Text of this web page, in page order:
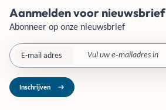
Aanmelden voor nieuwsbrief
Abonneer op onze nieuwsbrief
E-mail adres
Inschrijven